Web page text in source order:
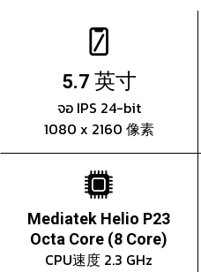
5.7 英寸
จอ IPS 24-bit
1080 x 2160 像素
Mediatek Helio P23
Octa Core (8 Core)
CPU速度 2.3 GHz